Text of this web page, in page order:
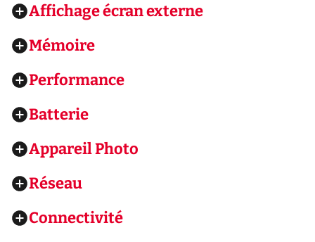
Affichage écran externe
Mémoire
Performance
Batterie
Appareil Photo
Réseau
Connectivité